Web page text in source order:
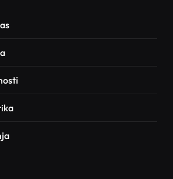
Crna haljina kombinacije za svaki tip
Saveti
Kako se plaća godišnji odmor po novom
Saveti